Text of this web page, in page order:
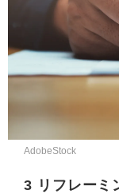
AdobeStock
3 リフレーミ